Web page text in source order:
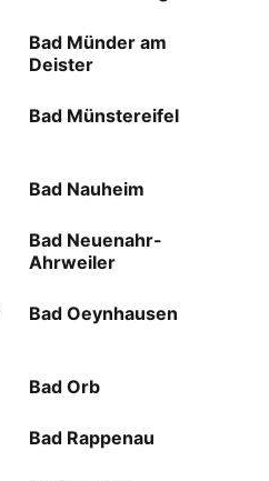
Bad Münder am
Deister
Bad Münstereifel
Bad Nauheim
Bad Neuenahr-
Ahrweiler
Bad Oeynhausen
Bad Orb
Bad Rappenau